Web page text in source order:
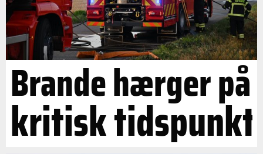
Brande hærger på
kritisk tidspunkt